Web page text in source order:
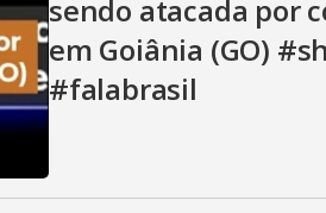
sendo atacada por
em Goiânia (GO)
#falabrasil